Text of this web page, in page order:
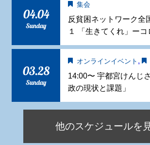
04.04
Sunday
集会
反貧困ネットワーク全
１ 「生きてくれ」ー
03.28
Sunday
オンラインイベント ,
14:00〜 宇都宮けんじ
政の現状と課題」
他のスケジュールを